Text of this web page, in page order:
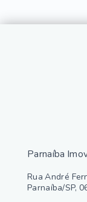
Parnaíba
Rua André
Parnaíba/SP,